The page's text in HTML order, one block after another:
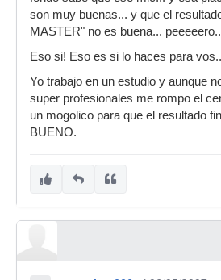
son muy buenas... y que el
MASTER" no es buena...
Eso si! Eso es si lo haces para
Yo trabajo en un estudio y aunque
super profesionales me rompo el
un mogolico para que el resultado
BUENO.